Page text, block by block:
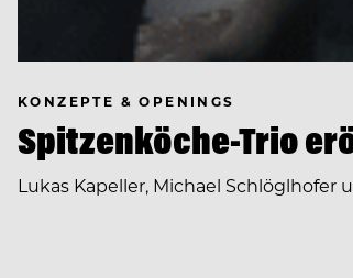
KONZEPTE & OPENINGS
Spitzenköche-Trio
Lukas Kapeller, Michael